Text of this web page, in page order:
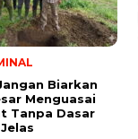
Biarkan
Menguasai
Tanpa Dasar